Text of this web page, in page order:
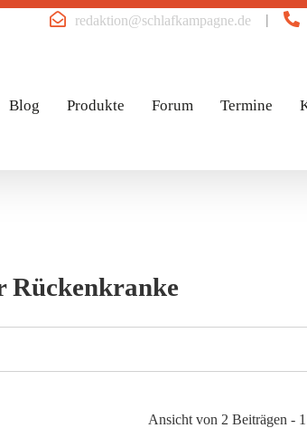
|
redaktion@schlafkampagne.de
Blog Produkte Forum Termine
Rückenkranke
Ansicht von 2 Beiträgen -